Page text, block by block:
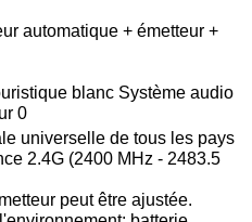
automatique + émetteur +
universelle de tous les pays
2.4G (2400 MHz - 2483.5
peut être ajustée.